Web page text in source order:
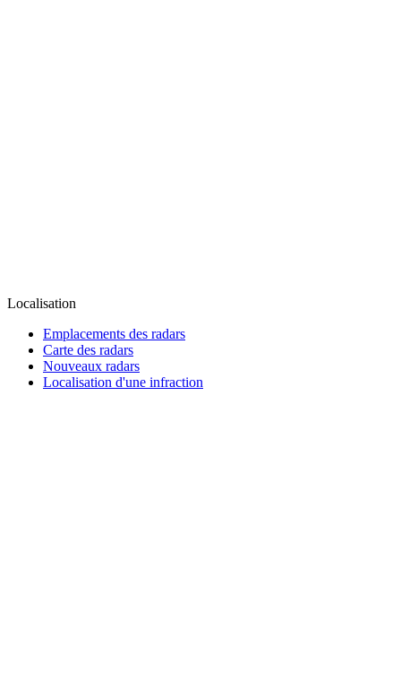
Localisation
Emplacements des radars
Carte des radars
Nouveaux radars
Localisation d'une infraction